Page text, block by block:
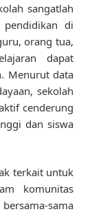
sangatlah
di
orang tua,
dapat
Menurut data
sekolah
cenderung
dan siswa
terkait untuk
komunitas
sama